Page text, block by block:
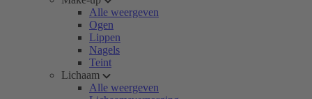
Alle weergeven
Ogen
Lippen
Nagels
Teint
Lichaam
Alle weergeven